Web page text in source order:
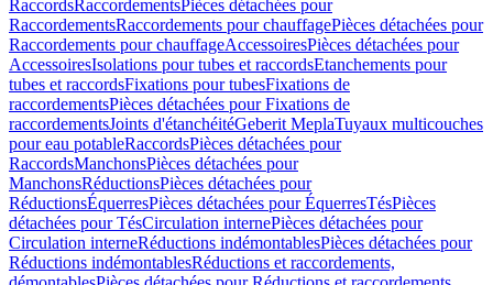
RaccordsRaccordementsPièces détachées pour
RaccordementsRaccordements pour chauffagePièces détachées pour
Raccordements pour chauffageAccessoiresPièces détachées pour
AccessoiresIsolations pour tubes et raccordsEtanchements pour
tubes et raccordsFixations pour tubesFixations de
raccordementsPièces détachées pour Fixations de
raccordementsJoints d'étanchéitéGeberit MeplaTuyaux multicouches
pour eau potableRaccordsPièces détachées pour
RaccordsManchonsPièces détachées pour
ManchonsRéductionsPièces détachées pour
RéductionsÉquerresPièces détachées pour ÉquerresTésPièces
détachées pour TésCirculation internePièces détachées pour
Circulation interneRéductions indémontablesPièces détachées pour
Réductions indémontablesRéductions et raccordements,